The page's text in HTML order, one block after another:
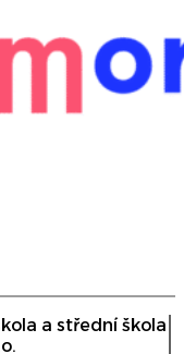
a střední škola